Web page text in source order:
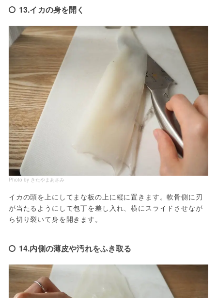
13.イカの身を開く
Photo by きたやまあさみ
イカの頭を上にしてまな板の上に縦に置きます。軟骨側に刃
が当たるようにして包丁を差し入れ、横にスライドさせなが
ら切り裂いて身を開きます。
14.内側の薄皮や汚れをふき取る